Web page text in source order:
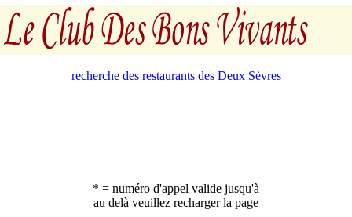
recherche des restaurants des Deux Sèvres
* = numéro d'appel valide jusqu'à
au delà veuillez recharger la page